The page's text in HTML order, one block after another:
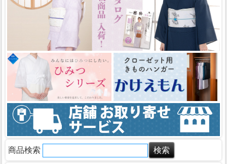
商品検索